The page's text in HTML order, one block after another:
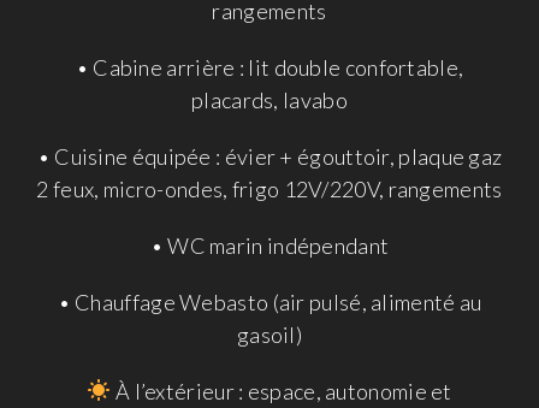
rangements
• Cabine arrière : lit double confortable,
placards, lavabo
• Cuisine équipée : évier + égouttoir, plaque gaz
2 feux, micro-ondes, frigo 12V/220V, rangements
• WC marin indépendant
• Chauffage Webasto (air pulsé, alimenté au
gasoil)
À l’extérieur : espace, autonomie et